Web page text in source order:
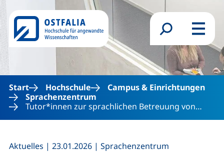
Direkt zum Inhalt
Suchformular
Menü
Start Hochschule
Campus & Einrichtungen
Sprachenzentrum
Tutor*innen zur sprachlichen Betreuung von…
Aktuelles | 23.01.2026 | Sprachenzentrum